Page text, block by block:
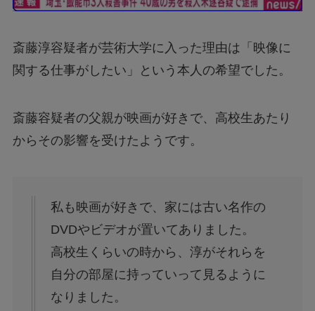
斎藤淳容疑者が芸術大学に入った理由は「映像に
関する仕事がしたい」という本人の希望でした。
斎藤容疑者の父親が映画が好きで、高校生あたり
からその影響を受けたようです。
私も映画が好きで、家には古い名作の
DVDやビデオが置いてありました。
高校生くらいの時から、淳がそれらを
自分の部屋に持っていって見るように
なりました。